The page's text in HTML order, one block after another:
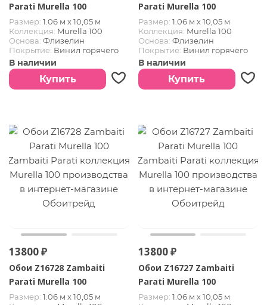
Parati Murella 100
Размер: 1.06 м х 10,05 м
Коллекция: Murella 100
Основа: Флизелин
Покрытие: Винил горячего
тиснения
В наличии
Купить
Parati Murella 100
Размер: 1.06 м х 10,05 м
Коллекция: Murella 100
Основа: Флизелин
Покрытие: Винил горячего
тиснения
В наличии
Купить
13800 ₽
Обои Z16728 Zambaiti
Parati Murella 100
Размер: 1.06 м х 10,05 м
13800 ₽
Обои Z16727 Zambaiti
Parati Murella 100
Размер: 1.06 м х 10,05 м